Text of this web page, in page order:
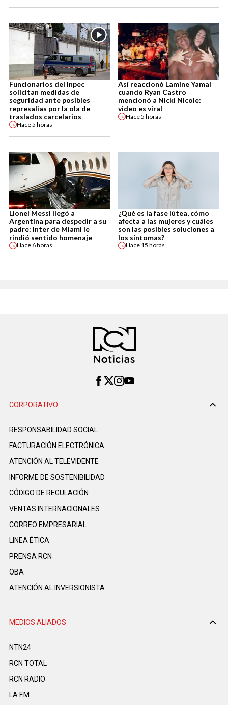
Funcionarios del Inpec
solicitan medidas de
seguridad ante posibles
represalias por la ola de
traslados carcelarios
Hace5 horas
Así reaccionó Lamine Yamal
cuando Ryan Castro
mencionó a Nicki Nicole:
video es viral
Hace5 horas
Lionel Messi llegó a
Argentina para despedir a su
padre: Inter de Miami le
rindió sentido homenaje
Hace 6 horas
¿Qué es la fase lútea, cómo
afecta a las mujeres y cuáles
son las posibles soluciones a
los síntomas?
Hace 15 horas
CORPORATIVO
RESPONSABILIDAD SOCIAL
FACTURACIÓN ELECTRÓNICA
ATENCIÓN AL TELEVIDENTE
INFORME DE SOSTENIBILIDAD
CÓDIGO DE REGULACIÓN
VENTAS INTERNACIONALES
CORREO EMPRESARIAL
LINEA ÉTICA
PRENSA RCN
OBA
ATENCIÓN AL INVERSIONISTA
MEDIOS ALIADOS
NTN24
RCN TOTAL
RCN RADIO
LA F.M.